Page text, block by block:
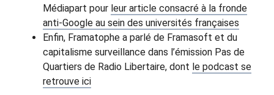
Médiapart pour leur article consacré à la fronde
anti-Google au sein des universités françaises
Enfin, Framatophe a parlé de Framasoft et du
capitalisme surveillance dans l’émission Pas de
Quartiers de Radio Libertaire, dont le podcast se
retrouve ici